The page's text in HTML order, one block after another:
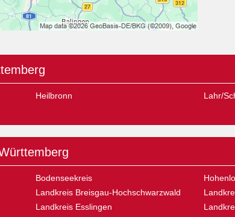
Heilbronn Lahr/
Bodenseekreis
Landkreis Breisgau-Hochschwarzwald
Landkreis Esslingen